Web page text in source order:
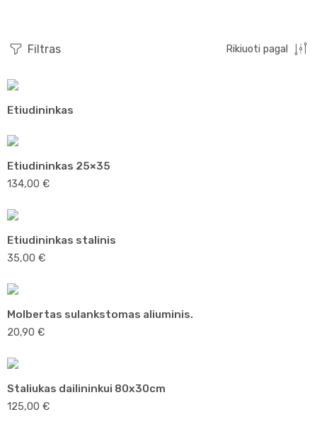
Filtras Rikiuoti pagal
Etiudininkas
Etiudininkas 25×35
134,00 €
Etiudininkas stalinis
35,00 €
Molbertas sulankstomas aliuminis.
20,90 €
Staliukas dailininkui 80x30cm
125,00 €